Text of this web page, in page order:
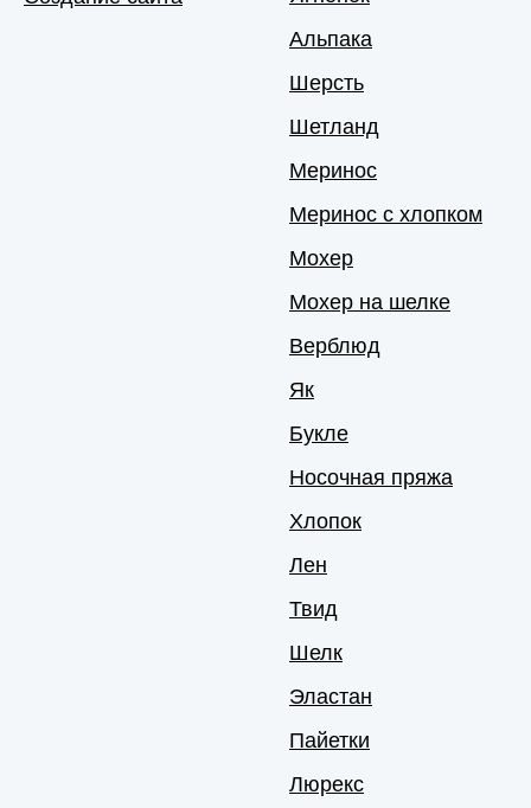
Альпака
Шерсть
Шетланд
Меринос
Меринос с хлопком
Мохер
Мохер на шелке
Верблюд
Як
Букле
Носочная пряжа
Хлопок
Лен
Твид
Шелк
Эластан
Пайетки
Люрекс